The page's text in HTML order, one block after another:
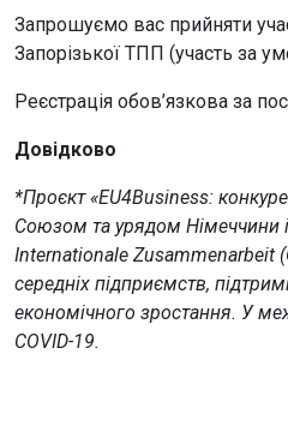
Запрошуємо вас прийняти
Запорізької ТПП (участь за
Реєстрація обов’язкова за
Довідково
*Проєкт «EU4Business:
Союзом та урядом Німеччини
Internationale Zusammenarbeit
середніх підприємств,
економічного зростання. У
COVID-19.